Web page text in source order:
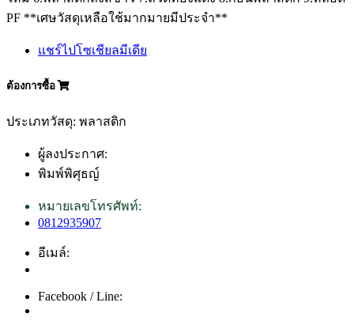
PF **เศษวัสดุเหลือใช้มากมายมีประจำ**
แชร์ไปโซเชียลมีเดีย
ต้องการซื้อ
ประเภทวัสดุ: พลาสติก
ผู้ลงประกาศ:
พิมพ์พิศุธญ์
หมายเลขโทรศัพท์:
0812935907
อีเมล์:
Facebook / Line: